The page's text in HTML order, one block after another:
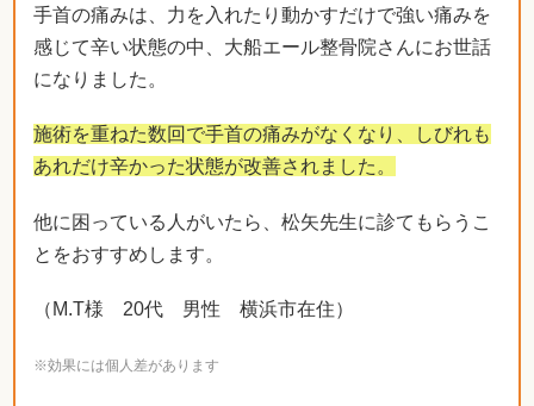
手首の痛みは、力を入れたり動かすだけで強い痛みを
感じて辛い状態の中、大船エール整骨院さんにお世話
になりました。
施術を重ねた数回で手首の痛みがなくなり、しびれも
あれだけ辛かった状態が改善されました。
他に困っている人がいたら、松矢先生に診てもらうこ
とをおすすめします。
（M.T様 20代 男性 横浜市在住）
※効果には個人差があります